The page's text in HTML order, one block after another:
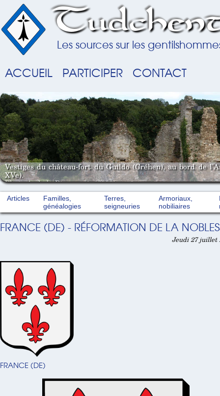
Les sources sur les
ACCUEIL PARTICIPER CONTACT
Vestiges du château-fort du Guildo (Créhen), au bord de
XVe).
Photo A. de la Pinsonnais (2008).
Articles
Familles,
généalogies
Terres,
seigneuries
Armoriaux,
nobiliaires
FRANCE (DE) - RÉFORMATION DE LA
Jeudi 27 juillet
FRANCE (DE)